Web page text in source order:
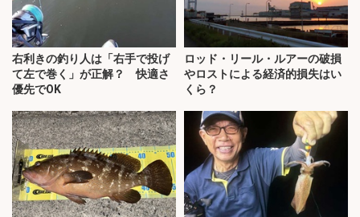
右利きの釣り人は「右手で投げ
て左で巻く」が正解？ 快適さ
優先でOK
ロッド・リール・ルアーの破損
やロストによる経済的損失はい
くら？